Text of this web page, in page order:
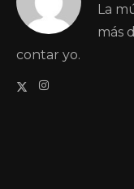
La
más
contar yo.